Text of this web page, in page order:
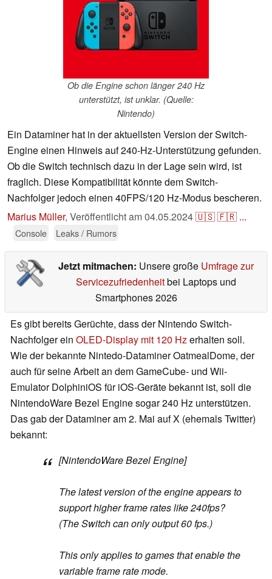
Ob die Engine schon länger 240 Hz
unterstützt, ist unklar. (Quelle:
Nintendo)
Ein Dataminer hat in der aktuellsten Version der Switch-
Engine einen Hinweis auf 240-Hz-Unterstützung gefunden.
Ob die Switch technisch dazu in der Lage sein wird, ist
fraglich. Diese Kompatibilität könnte dem Switch-
Nachfolger jedoch einen 40FPS/120 Hz-Modus bescheren.
Marius Müller, Veröffentlicht am04.05.2024🇺🇸🇫🇷 ...
Console Leaks / Rumors
Jetzt mitmachen: Unsere große Umfrage zur
Servicezufriedenheitbei Laptops und
Smartphones 2026
Es gibt bereits Gerüchte, dass der Nintendo Switch-
Nachfolger ein OLED-Display mit 120 Hzerhalten soll.
Wie der bekannte Nintedo-Dataminer OatmealDome, der
auch für seine Arbeit an dem GameCube- und Wii-
Emulator DolphiniOS für iOS-Geräte bekannt ist, soll die
NintendoWare Bezel Engine sogar 240 Hz unterstützen.
Das gab der Dataminer am 2. Mai auf X (ehemals Twitter)
bekannt:
[NintendoWare Bezel Engine]
The latest version of the engine appears to
support higher frame rates like 240fps?
(The Switch can only output 60 fps.)
This only applies to games that enable the
variable frame rate mode.